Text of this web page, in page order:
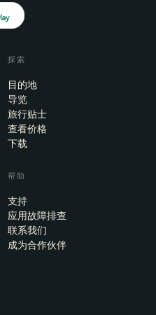
探索
目的地
导览
旅行贴士
查看价格
下载
帮助
支持
应用故障排查
联系我们
成为合作伙伴